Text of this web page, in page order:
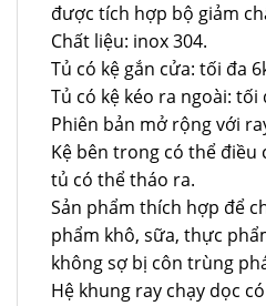
được tích hợp bộ giảm
Chất liệu: inox 304.
Tủ có kệ gắn cửa: tối đa
Tủ có kệ kéo ra ngoài: tối
Phiên bản mở rộng với
Kệ bên trong có thể điều
tủ có thể tháo ra.
Sản phẩm thích hợp để
phẩm khô, sữa, thực
không sợ bị côn trùng
Hệ khung ray chạy dọc